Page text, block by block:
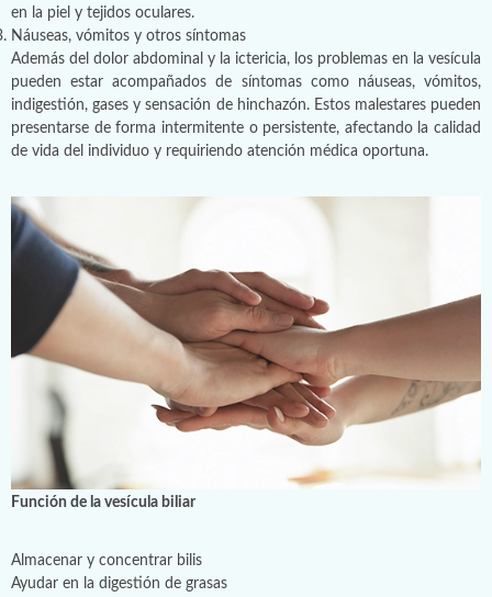
en la piel y tejidos oculares.
Náuseas, vómitos y otros síntomas
Además del dolor abdominal y la ictericia, los problemas en la vesícula
pueden estar acompañados de síntomas como náuseas, vómitos,
indigestión, gases y sensación de hinchazón. Estos malestares pueden
presentarse de forma intermitente o persistente, afectando la calidad
de vida del individuo y requiriendo atención médica oportuna.
Función de la vesícula biliar
Almacenar y concentrar bilis
Ayudar en la digestión de grasas